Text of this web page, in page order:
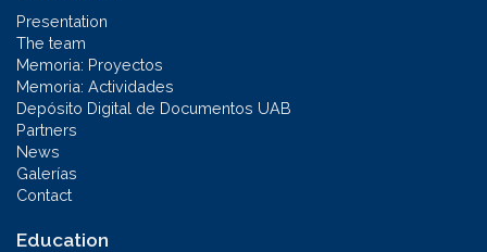
Presentation
The team
Memoria: Proyectos
Memoria: Actividades
Depósito Digital de Documentos UAB
Partners
News
Galerías
Contact
Education